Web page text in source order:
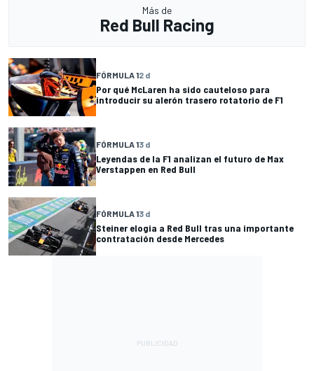
Más de
Red Bull Racing
FÓRMULA 12 d
Por qué McLaren ha sido cauteloso para
introducir su alerón trasero rotatorio de F1
FÓRMULA 13 d
Leyendas de la F1 analizan el futuro de Max
Verstappen en Red Bull
FÓRMULA 13 d
Steiner elogia a Red Bull tras una importante
contratación desde Mercedes